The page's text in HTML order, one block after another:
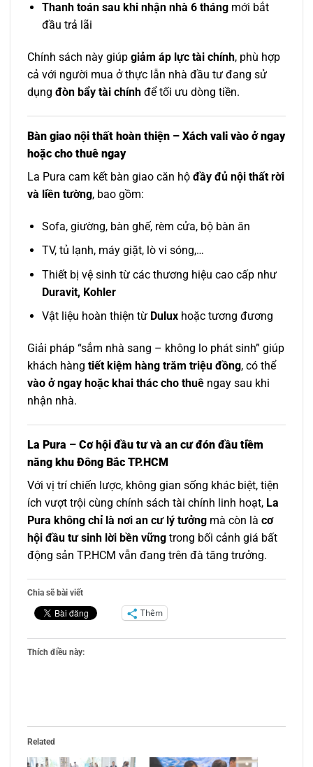
Thanh toán sau khi nhận nhà 6 thángmới bắt
đầu trả lãi
Chính sách này giúp giảm áp lực tài chính, phù hợp
cả với người mua ở thực lẫn nhà đầu tư đang sử
dụng đòn bẩy tài chính để tối ưu dòng tiền.
Bàn giao nội thất hoàn thiện – Xách vali vào ở ngay
hoặc cho thuê ngay
La Pura cam kết bàn giao căn hộ đầy đủ nội thất rời
và liền tường, bao gồm:
Sofa, giường, bàn ghế, rèm cửa, bộ bàn ăn
TV, tủ lạnh, máy giặt, lò vi sóng,…
Thiết bị vệ sinh từ các thương hiệu cao cấp như
Duravit, Kohler
Vật liệu hoàn thiện từ Duluxhoặc tương đương
Giải pháp “sắm nhà sang – không lo phát sinh” giúp
khách hàng tiết kiệm hàng trăm triệu đồng, có thể
vào ở ngay hoặc khai thác cho thuê ngay sau khi
nhận nhà.
La Pura – Cơ hội đầu tư và an cư đón đầu tiềm
năng khu Đông Bắc TP.HCM
Với vị trí chiến lược, không gian sống khác biệt, tiện
ích vượt trội cùng chính sách tài chính linh hoạt, La
Pura không chỉ là nơi an cư lý tưởng mà còn là cơ
hội đầu tư sinh lời bền vững trong bối cảnh giá bất
động sản TP.HCM vẫn đang trên đà tăng trưởng.
Chia sẽ bài viết
Thêm
Thích điều này:
Related